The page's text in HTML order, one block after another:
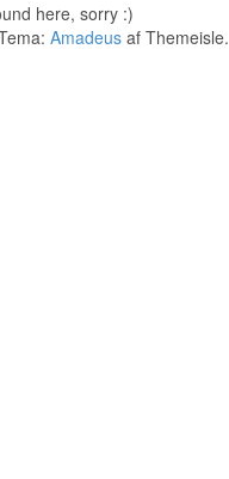
here, sorry :)
Amadeus af Themeisle.